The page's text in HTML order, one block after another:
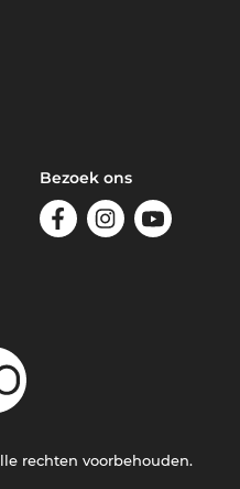
Bezoek ons
rechten voorbehouden.